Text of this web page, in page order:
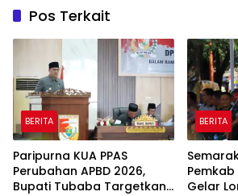
Pos Terkait
BERITA
Paripurna KUA PPAS
Perubahan APBD 2026,
Bupati Tubaba Targetkan
BERITA
Gelar